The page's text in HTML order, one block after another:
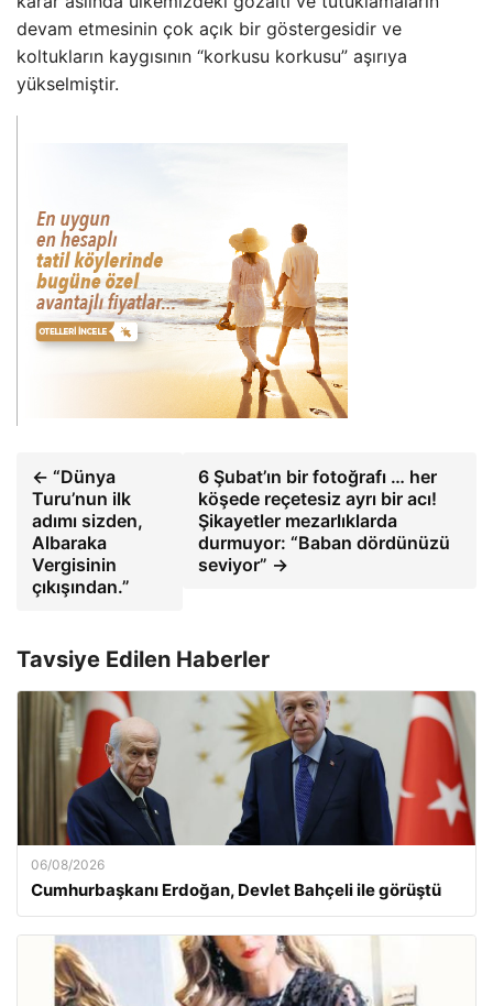
devam etmesinin çok açık bir göstergesidir ve
koltukların kaygısının “korkusu korkusu” aşırıya
yükselmiştir.
← “Dünya
Turu’nun ilk
adımı sizden,
Albaraka
Vergisinin
çıkışından.”
6 Şubat’ın bir fotoğrafı … her
köşede reçetesiz ayrı bir acı!
Şikayetler mezarlıklarda
durmuyor: “Baban dördünüzü
seviyor” →
Tavsiye Edilen Haberler
06/08/2026
Cumhurbaşkanı Erdoğan, Devlet Bahçeli ile görüştü